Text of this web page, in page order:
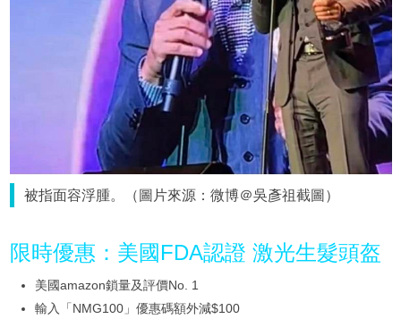
被指面容浮腫。（圖片來源：微博＠吳彥祖截圖）
限時優惠：美國FDA認證 激光生髮頭盔
美國amazon鎖量及評價No. 1
輸入「NMG100」優惠碼額外減$100